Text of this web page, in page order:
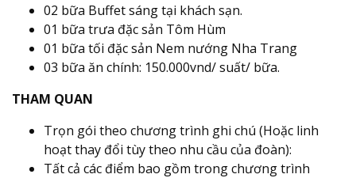
02 bữa Buffet sáng tại khách sạn.
01 bữa trưa đặc sản Tôm Hùm
01 bữa tối đặc sản Nem nướng Nha Trang
03 bữa ăn chính: 150.000vnd/ suất/ bữa.
THAM QUAN
Trọn gói theo chương trình ghi chú (Hoặc linh
hoạt thay đổi tùy theo nhu cầu của đoàn):
Tất cả các điểm bao gồm trong chương trình